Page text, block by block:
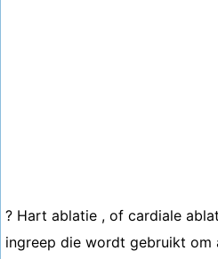
? Hart ablatie , of cardiale
ingreep die wordt gebruikt om